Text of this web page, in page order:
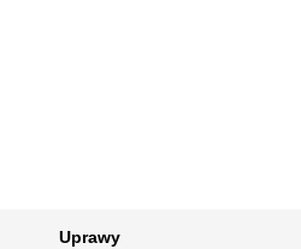
Uprawy